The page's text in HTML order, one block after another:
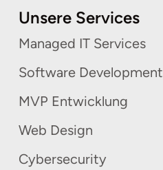
Unsere Services
Managed IT Services
Software Development
MVP Entwicklung
Web Design
Cybersecurity